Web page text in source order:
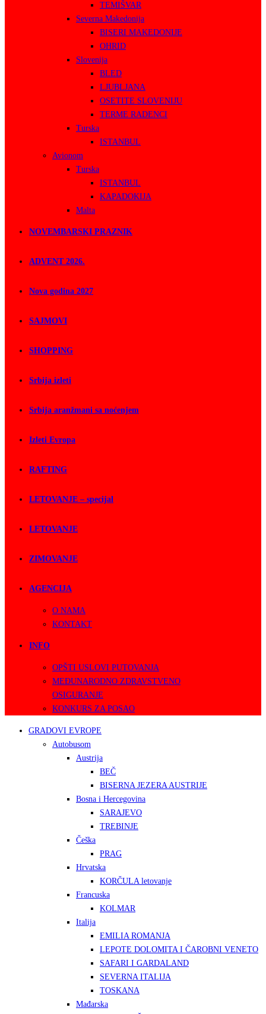
TEMIŠVAR
Severna Makedonija
BISERI MAKEDONIJE
OHRID
Slovenija
BLED
LJUBLJANA
OSETITE SLOVENIJU
TERME RADENCI
Turska
ISTANBUL
Avionom
Turska
ISTANBUL
KAPADOKIJA
Malta
NOVEMBARSKI PRAZNIK
ADVENT 2026.
Nova godina 2027
SAJMOVI
SHOPPING
Srbija izleti
Srbija aranžmani sa noćenjem
Izleti Evropa
RAFTING
LETOVANJE – specijal
LETOVANJE
ZIMOVANJE
AGENCIJA
O NAMA
KONTAKT
INFO
OPŠTI USLOVI PUTOVANJA
MEĐUNARODNO ZDRAVSTVENO
OSIGURANJE
KONKURS ZA POSAO
GRADOVI EVROPE
Autobusom
Austrija
BEČ
BISERNA JEZERA AUSTRIJE
Bosna i Hercegovina
SARAJEVO
TREBINJE
Češka
PRAG
Hrvatska
KORČULA letovanje
Francuska
KOLMAR
Italija
EMILIA ROMANJA
LEPOTE DOLOMITA I ČAROBNI VENETO
SAFARI I GARDALAND
SEVERNA ITALIJA
TOSKANA
Mađarska